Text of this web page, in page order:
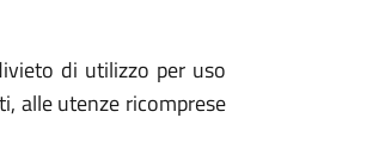
di utilizzo per uso
alle utenze ricomprese